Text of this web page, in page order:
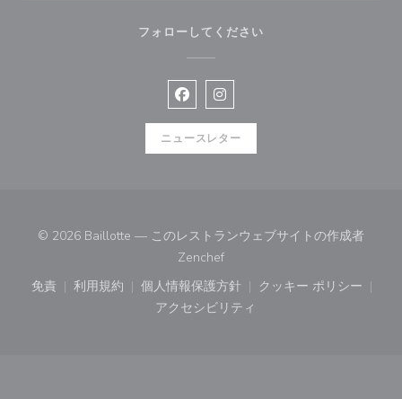
フォローしてください
Facebook ((新しいウィンドウで
Instagram ((新しいウィンド
ニュースレター
© 2026 Baillotte — このレストランウェブサイトの作成者
Zenchef((新しいウィンドウで開きます))
免責
((新しいウィンドウで開きます))
利用規約
((新しいウィンドウで開きます))
個人情報保護方針
((新しいウィンドウで開きます))
クッキー ポリシー
((新しいウィ
アクセシビリティ
((新しいウィンドウで開きます))